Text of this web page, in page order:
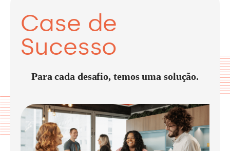
Case de
Sucesso
Para cada desafio, temos uma solução.